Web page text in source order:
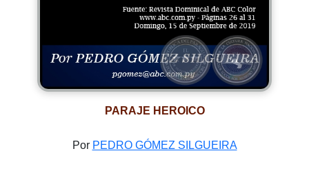
PARAJE HEROICO
Por PEDRO GÓMEZ SILGUEIRA